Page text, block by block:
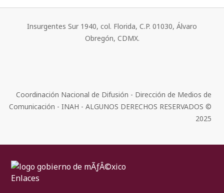
Insurgentes Sur 1940, col. Florida, C.P. 01030, Álvaro
Obregón, CDMX.
Coordinación Nacional de Difusión - Dirección de Medios de
Comunicación - INAH - ALGUNOS DERECHOS RESERVADOS ©
2025
Enlaces